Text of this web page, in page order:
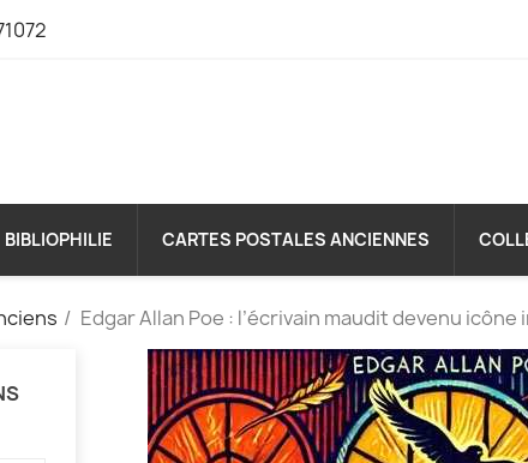
BIBLIOPHILIE CARTES POSTALES ANCIENNES
Edgar Allan Poe : l’écrivain maudit devenu